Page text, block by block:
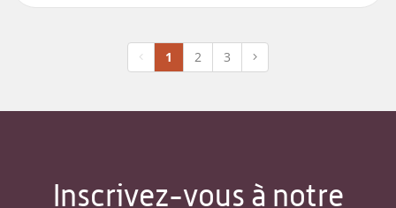
1 2 3
Inscrivez-vous à notre